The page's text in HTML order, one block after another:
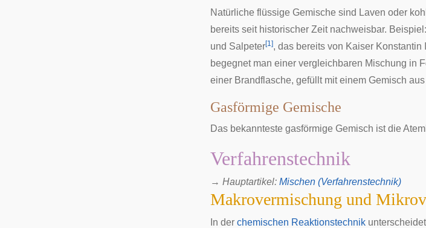
Natürliche flüssige Gemische sind Laven oder
bereits seit historischer Zeit nachweisbar.
und Salpeter[1], das bereits von Kaiser Konstantin
begegnet man einer vergleichbaren Mischung in
einer Brandflasche, gefüllt mit einem Gemisch
Gasförmige Gemische
Das bekannteste gasförmige Gemisch ist die
Verfahrenstechnik
→ Hauptartikel: Mischen (Verfahrenstechnik)
Makrovermischung und
In der chemischen Reaktionstechnik